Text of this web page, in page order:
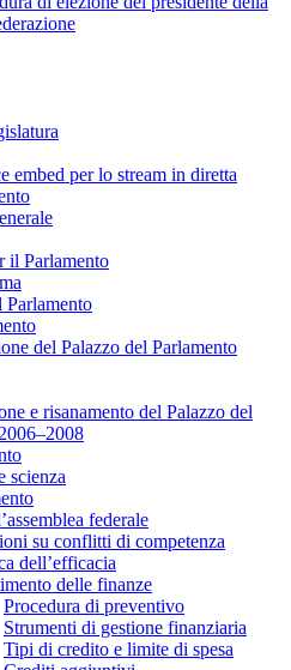
embed per lo stream in diretta
il Parlamento
Parlamento
del Palazzo del Parlamento
e risanamento del Palazzo del
scienza
federale
su conflitti di competenza
dell’efficacia
delle finanze
Procedura di preventivo
Strumenti di gestione finanziaria
Tipi di credito e limite di spesa